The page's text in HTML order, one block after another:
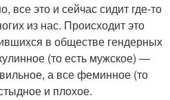
все это и сейчас сидит где-то
из нас. Происходит это
в обществе гендерных
(то есть мужское) —
а все феминное (то
и плохое.